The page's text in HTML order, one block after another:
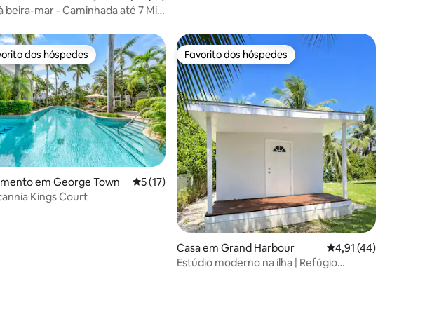
beira-mar - Caminhada até 7 Mile
4,96 em 5 estrelas, 68avaliações
dos hóspedes mais apreciados
dos hóspedes
em George Town Classificação média de 5 em 5 estrelas, 17avaliações
5 (17)
Kings Court
Favorito dos hóspedes
Favorito dos hóspedes
Casa em Grand Harbour Classificação média
4,91 (44)
Estúdio moderno na ilha | Refúgio